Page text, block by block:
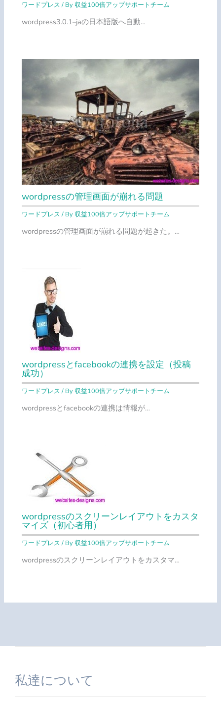
ワードプレス / By 収益100倍アップサポートチーム
wordpress3.0.1–jaの日本語版へ自動…
wordpressの管理画面が崩れる問題
ワードプレス / By 収益100倍アップサポートチーム
wordpressの管理画面が崩れる問題が起きた。…
wordpressとfacebookの連携を設定（投稿
成功）
ワードプレス / By 収益100倍アップサポートチーム
wordpressとfacebookの連携は情報が…
wordpressのスクリーンレイアウトをカスタ
マイズ（初心者用）
ワードプレス / By 収益100倍アップサポートチーム
wordpressのスクリーンレイアウトをカスタマ…
私達について